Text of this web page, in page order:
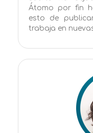
Átomo por fin
esto de
trabaja en